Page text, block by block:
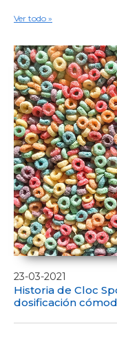
Ver todo »
23-03-2021
Historia de Cloc
dosificación